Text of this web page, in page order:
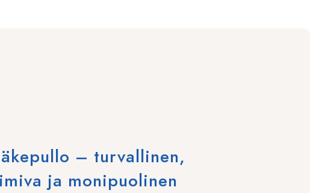
– turvallinen,
ja monipuolinen